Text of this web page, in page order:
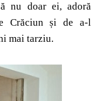
nu doar ei, adoră
Crăciun și de a-l
mai tarziu.